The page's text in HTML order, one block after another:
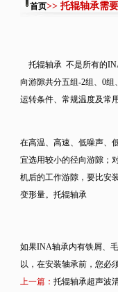
首页>> 托辊轴承需
托辊轴承 不是所有的
向游隙共分五组-2组、0
运转条件、常规温度及常
在高温、高速、低噪声、
宜选用较小的径向游隙；
机后的工作游隙，要比安
变形量。托辊轴承
如果INA轴承内有铁屑、
以，在安装轴承前，您必
上一篇： 托辊轴承超声波